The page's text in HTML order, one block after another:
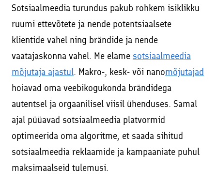
Sotsiaalmeedia turundus pakub rohkem isiklikku
ruumi ettevõtete ja nende potentsiaalsete
klientide vahel ning brändide ja nende
vaatajaskonna vahel. Me elame sotsiaalmeedia
mõjutaja ajastul. Makro-, kesk- või nanomõjutajad
hoiavad oma veebikogukonda brändidega
autentsel ja orgaanilisel viisil ühenduses. Samal
ajal püüavad sotsiaalmeedia platvormid
optimeerida oma algoritme, et saada sihitud
sotsiaalmeedia reklaamide ja kampaaniate puhul
maksimaalseid tulemusi.